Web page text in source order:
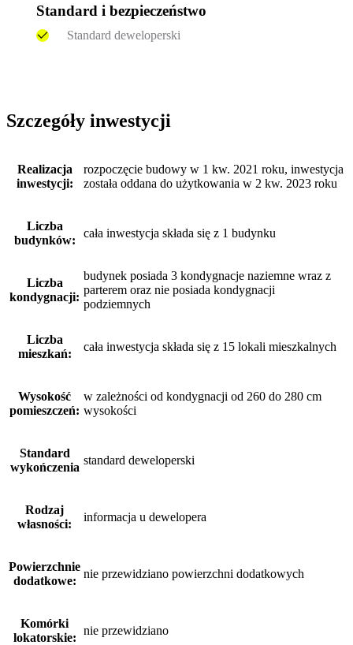
Standard i bezpieczeństwo
Standard deweloperski
Szczegóły inwestycji
Realizacja
inwestycji:
rozpoczęcie budowy w 1 kw. 2021 roku, inwestycja
została oddana do użytkowania w 2 kw. 2023 roku
Liczba
budynków:
cała inwestycja składa się z 1 budynku
Liczba
kondygnacji:
budynek posiada 3 kondygnacje naziemne wraz z
parterem oraz nie posiada kondygnacji
podziemnych
Liczba
mieszkań:
cała inwestycja składa się z 15 lokali mieszkalnych
Wysokość
pomieszczeń:
w zależności od kondygnacji od 260 do 280 cm
wysokości
Standard
wykończenia
standard deweloperski
Rodzaj
własności:
informacja u dewelopera
Powierzchnie
dodatkowe:
nie przewidziano powierzchni dodatkowych
Komórki
lokatorskie:
nie przewidziano